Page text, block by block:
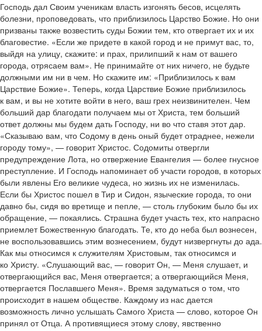
Господь дал Своим ученикам власть изгонять бесов, исцелять
болезни, проповедовать, что приблизилось Царство Божие. Но они
призваны также возвестить суды Божии тем, кто отвергает их и их
благовестие. «Если же придете в какой город и не примут вас, то,
выйдя на улицу, скажите: и прах, прилипший к нам от вашего
города, отрясаем вам». Не принимайте от них ничего, не будьте
должными им ни в чем. Но скажите им: «Приблизилось к вам
Царствие Божие». Теперь, когда Царствие Божие приблизилось
к вам, и вы не хотите войти в него, ваш грех неизвинителен. Чем
больший дар благодати получаем мы от Христа, тем больший
ответ должны мы будем дать Господу, ни во что ставя этот дар.
«Сказываю вам, что Содому в день оный будет отраднее, нежели
городу тому», — говорит Христос. Содомиты отвергли
предупреждение Лота, но отвержение Евангелия — более гнусное
преступление. И Господь напоминает об участи городов, в которых
были явлены Его великие чудеса, но жизнь их не изменилась.
Если бы Христос пошел в Тир и Сидон, языческие города, то они
давно бы, сидя во вретище и пепле, — столь глубоким было бы их
обращение, — покаялись. Страшна будет участь тех, кто напрасно
приемлет Божественную благодать. Те, кто до неба был вознесен,
не воспользовавшись этим вознесением, будут низвергнуты до ада.
Как мы относимся к служителям Христовым, так относимся и
ко Христу. «Слушающий вас, — говорит Он, — Меня слушает, и
отвергающийся вас, Меня отвергается; а отвергающийся Меня,
отвергается Пославшего Меня». Время задуматься о том, что
происходит в нашем обществе. Каждому из нас дается
возможность лично услышать Самого Христа — слово, которое Он
принял от Отца. А противящиеся этому слову, явственно